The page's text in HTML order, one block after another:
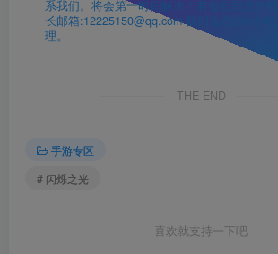
系我们。将会第一时间解决！若侵犯到您的权
长邮箱:12225150@qq.com 我们会在24h小时
理。
THE END
手游专区
# 闪烁之光
喜欢就支持一下吧